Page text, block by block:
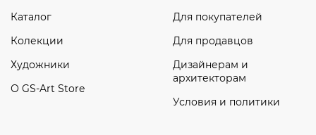
Каталог
Колекции
Художники
О GS-Art Store
Для покупателей
Для продавцов
Дизайнерам и
архитекторам
Условия и политики